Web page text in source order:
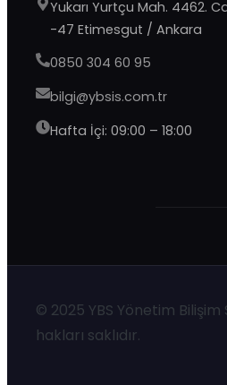
Yukarı Yurtçu Mah. 4462.
-47 Etimesgut / Ankara
0850 304 60 95
bilgi@ybsis.com.tr
Hafta İçi: 09:00 – 18:00
© 2025 YBS Yönetim
hakları saklıdır.